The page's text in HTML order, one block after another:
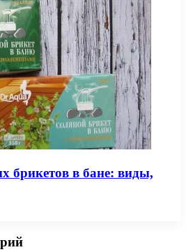
брикетов в бане: виды,